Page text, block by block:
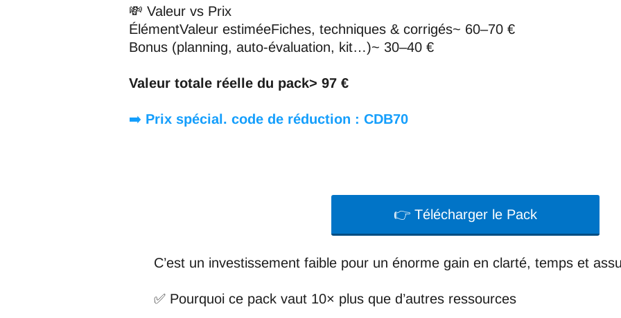
💸 Valeur vs Prix
ÉlémentValeur estiméeFiches, techniques & corrigés~ 60–70 €
Bonus (planning, auto-évaluation, kit…)~ 30–40 €
Valeur totale réelle du pack> 97 €
➡️ Prix spécial. code de réduction : CDB70
👉 Télécharger le Pack
C’est un investissement faible pour un énorme gain en clarté, temps et
✅ Pourquoi ce pack vaut 10× plus que d’autres ressources